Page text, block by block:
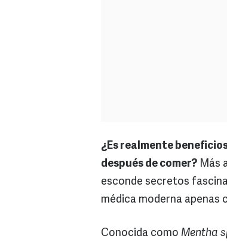
¿Es realmente
después de comer? Más
esconde secretos
médica moderna apenas
Conocida como Mentha